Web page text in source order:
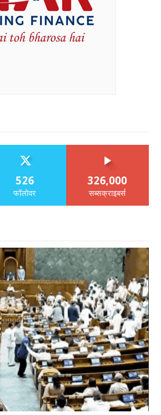
526
फॉलोवर
326,000
सब्सक्राइबर्स